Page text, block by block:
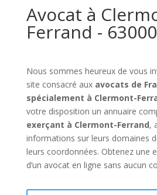
Avocat à
Ferrand - 63000
Nous sommes heureux de vous
site consacré aux avocats de
spécialement à Clermont-
votre disposition un annuaire
exerçant à Clermont-Ferrand,
informations sur leurs domaines
leurs coordonnées. Obtenez une
d’un avocat en ligne sans aucun